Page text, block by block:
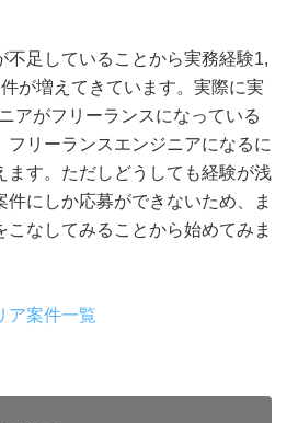
不足していることから実務経験1,
が増えてきています。実際に実
アがフリーランスになっている
フリーランスエンジニアになるに
ます。ただしどうしても経験が浅
件にしか応募ができないため、ま
こなしてみることから始めてみま
ア案件一覧